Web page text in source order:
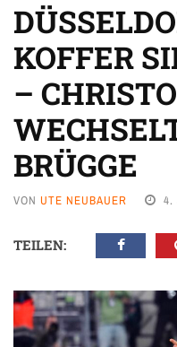
KOFFER
–
BRÜGGE
VON UTE NEUBAUER 4.
TEILEN: